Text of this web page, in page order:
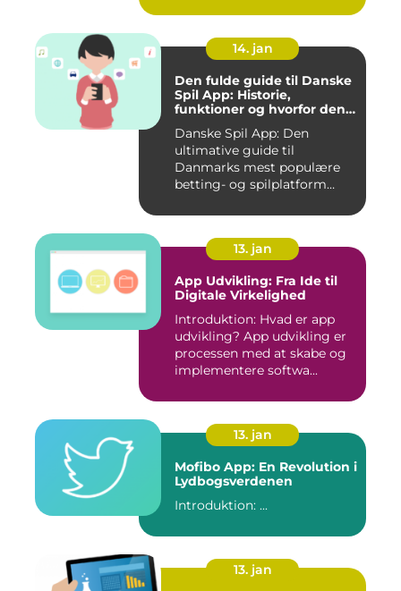
14. jan
Den fulde guide til Danske
Spil App: Historie,
funktioner og hvorfor den
Danske Spil App: Den
ultimative guide til
Danmarks mest populære
betting- og spilplatform
13. jan
App Udvikling: Fra Ide til
Digitale Virkelighed
Introduktion: Hvad er app
udvikling? App udvikling er
processen med at skabe og
implementere softwa...
13. jan
Mofibo App: En Revolution i
Lydbogsverdenen
Introduktion: ...
13. jan